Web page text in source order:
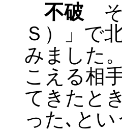
不破 そ
Ｓ）」で
みました
こえる相
てきたと
った､と